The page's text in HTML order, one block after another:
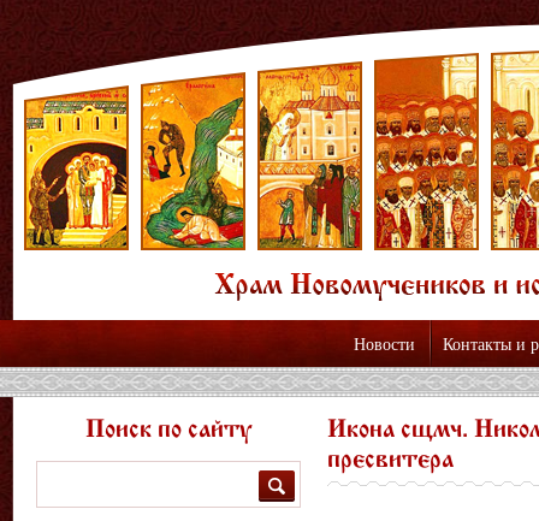
Новости Контакты и
Икона сщмч.
пресвитера
Поиск по сайту